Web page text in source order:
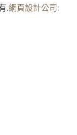
.網頁設計公司: